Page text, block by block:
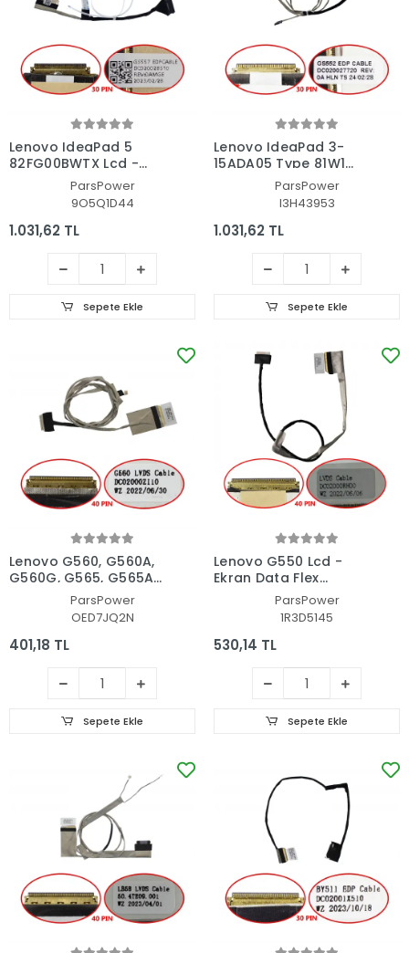
Lenovo IdeaPad 5
82FG00BWTX Lcd -
Ekran Data Flex
ParsPower
9O5Q1D44
1.031,62 TL
Sepete Ekle
Lenovo IdeaPad 3-
15ADA05 Type 81W1
Lcd - Ekran Data Flex
ParsPower
I3H43953
1.031,62 TL
Sepete Ekle
Lenovo G560, G560A,
G560G, G565, G565A
Lcd - Ekran Data Flex
ParsPower
OED7JQ2N
401,18 TL
Sepete Ekle
Lenovo G550 Lcd -
Ekran Data Flex
ParsPower
1R3D5145
530,14 TL
Sepete Ekle